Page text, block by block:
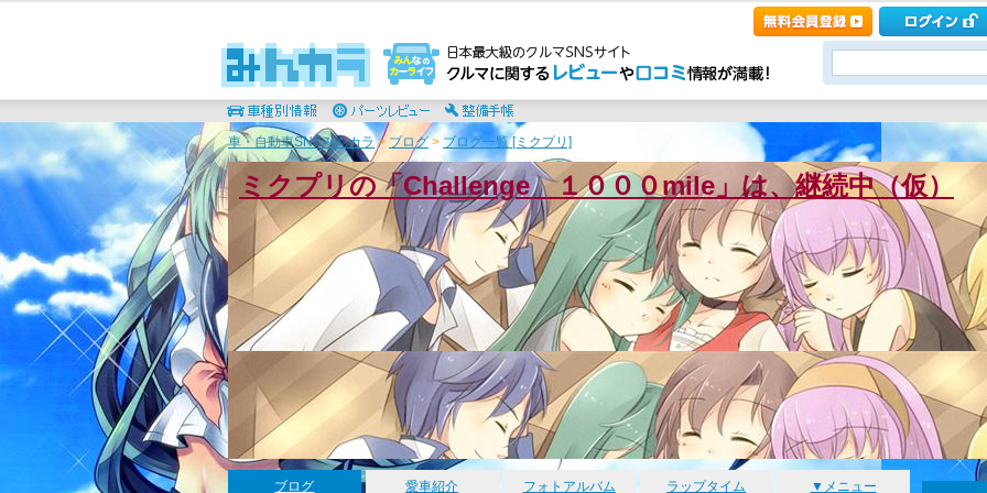
車・自動車SNSみんカラ> ブログ> ブログ一覧 [ミクプリ]
ミクプリの「Challenge １０００mile」は、継続中（仮）
ブログ 愛車紹介 フォトアルバム ラップタイム ▼メニュー